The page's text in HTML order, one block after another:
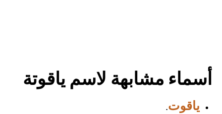
أسماء مشابهة لاسم ياقوتة
ياقوت.